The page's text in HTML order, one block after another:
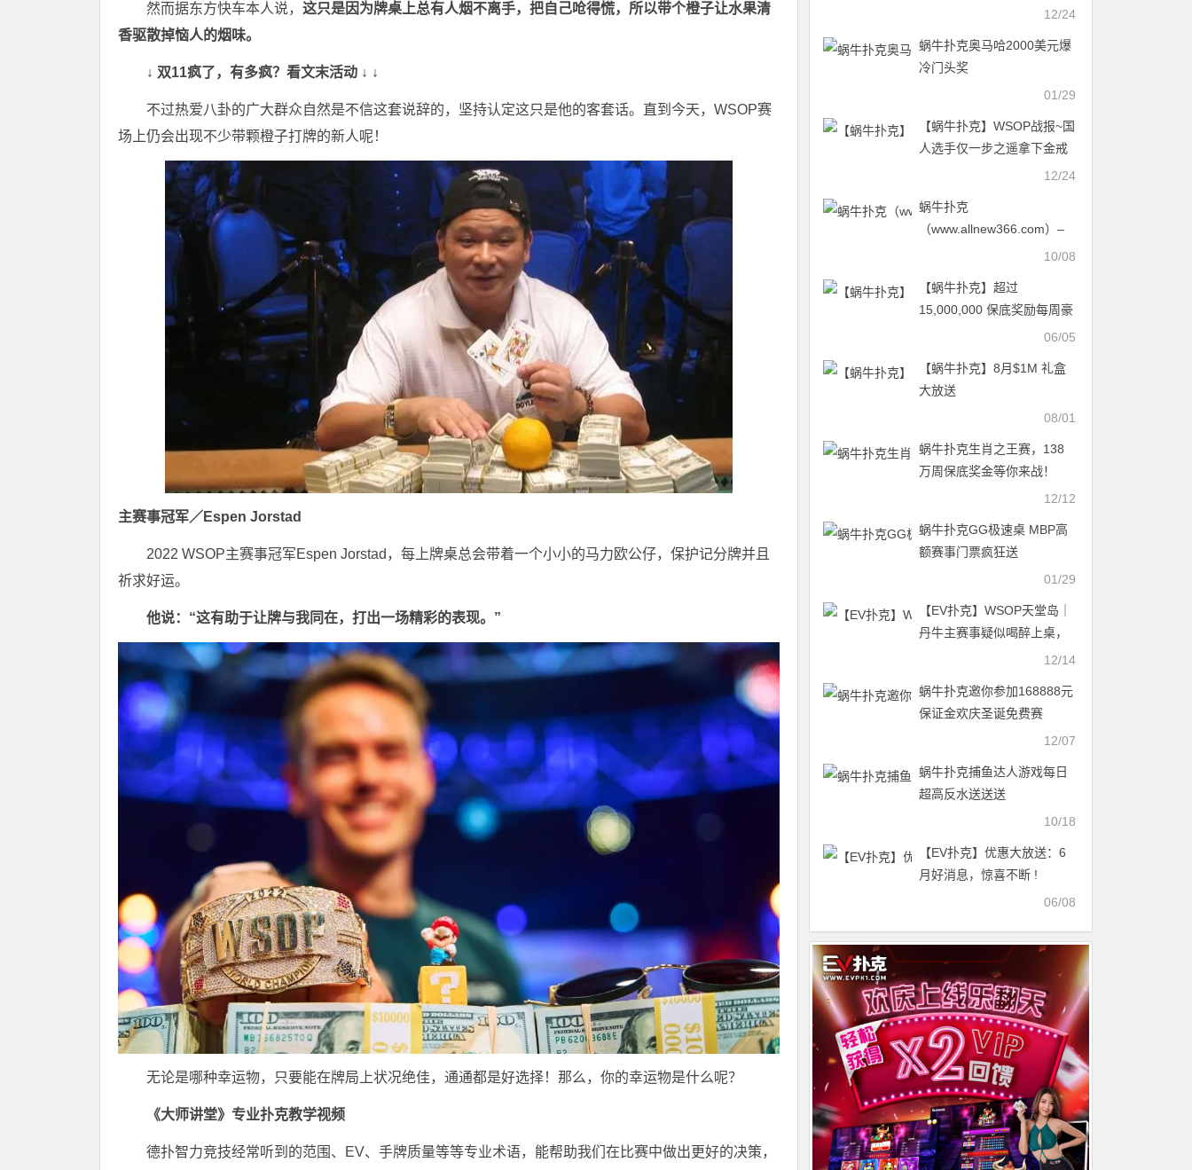
然而据东方快车本人说， 这只是因为牌桌上总有人烟不离手，把自己呛得慌，所以带个橙子让水果清
香驱散掉恼人的烟味。
↓ 双11疯了，有多疯？看文末活动 ↓ ↓
不过热爱八卦的广大群众自然是不信这套说辞的，坚持认定这只是他的客套话。直到今天，WSOP赛
场上仍会出现不少带颗橙子打牌的新人呢！
主赛事冠军／Espen Jorstad
2022 WSOP主赛事冠军Espen Jorstad，每上牌桌总会带着一个小小的马力欧公仔，保护记分牌并且
祈求好运。
他说：“这有助于让牌与我同在，打出一场精彩的表现。”
无论是哪种幸运物，只要能在牌局上状况绝佳，通通都是好选择！那么，你的幸运物是什么呢？
《大师讲堂》专业扑克教学视频
德扑智力竞技经常听到的范围、EV、手牌质量等等专业术语，能帮助我们在比赛中做出更好的决策，
12/24
蜗牛扑克奥马哈2000美元爆
冷门头奖
01/29
【蜗牛扑克】WSOP战报~国
人选手仅一步之遥拿下金戒
指 完美收割对手 勇夺亚军殊
12/24
蜗牛扑克
（www.allnew366.com）–
国庆天天乐，游戏不间断10/08
【蜗牛扑克】超过
15,000,000 保底奖励每周豪
06/05
【蜗牛扑克】8月$1M 礼盒
大放送
08/01
蜗牛扑克生肖之王赛，138
万周保底奖金等你来战！
12/12
蜗牛扑克GG极速桌 MBP高
额赛事门票疯狂送
01/29
【EV扑克】WSOP天堂岛｜
丹牛主赛事疑似喝醉上桌，
12/14
蜗牛扑克邀你参加168888元
保证金欢庆圣诞免费赛
12/07
蜗牛扑克捕鱼达人游戏每日
超高反水送送送
10/18
【EV扑克】优惠大放送：6
月好消息，惊喜不断 !
06/08